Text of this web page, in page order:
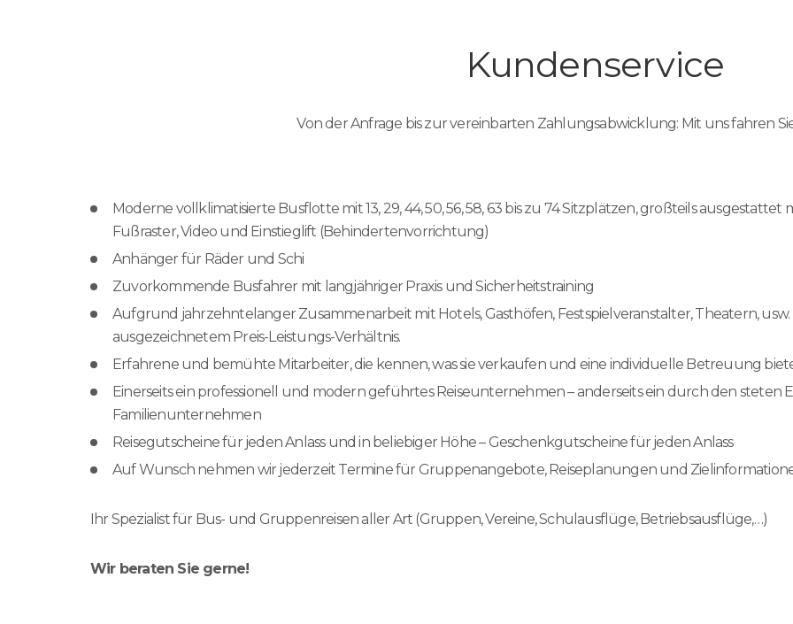
Kundenservice
Von der Anfrage bis zur vereinbarten Zahlungsabwicklung: Mit uns fahren
Moderne vollklimatisierte Busflotte mit 13, 29, 44, 50, 56, 58, 63 bis zu 74 Sitzplätzen, großteils ausgestattet
Fußraster, Video und Einstieglift (Behindertenvorrichtung)
Anhänger für Räder und Schi
Zuvorkommende Busfahrer mit langjähriger Praxis und Sicherheitstraining
Aufgrund jahrzehntelanger Zusammenarbeit mit Hotels, Gasthöfen, Festspielveranstalter, Theatern,
ausgezeichnetem Preis-Leistungs-Verhältnis.
Erfahrene und bemühte Mitarbeiter, die kennen, was sie verkaufen und eine individuelle Betreuung
Einerseits ein professionell und modern geführtes Reiseunternehmen – anderseits ein durch den
Familienunternehmen
Reisegutscheine für jeden Anlass und in beliebiger Höhe – Geschenkgutscheine für jeden Anlass
Auf Wunsch nehmen wir jederzeit Termine für Gruppenangebote, Reiseplanungen und
Ihr Spezialist für Bus- und Gruppenreisen aller Art (Gruppen, Vereine, Schulausflüge, Betriebsausflüge,…)
Wir beraten Sie gerne!